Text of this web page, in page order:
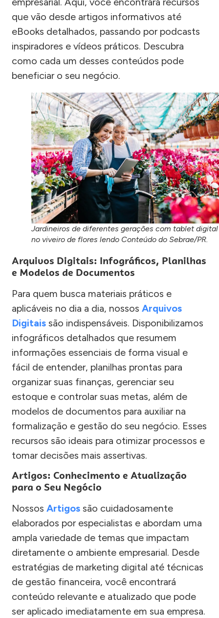
que vão desde artigos informativos até
eBooks detalhados, passando por podcasts
inspiradores e vídeos práticos. Descubra
como cada um desses conteúdos pode
beneficiar o seu negócio.
Jardineiros de diferentes gerações com tablet digital
no viveiro de flores lendo Conteúdo do Sebrae/PR.
Arquivos Digitais: Infográficos, Planilhas
e Modelos de Documentos
Para quem busca materiais práticos e
aplicáveis no dia a dia, nossos Arquivos
Digitais são indispensáveis. Disponibilizamos
infográficos detalhados que resumem
informações essenciais de forma visual e
fácil de entender, planilhas prontas para
organizar suas finanças, gerenciar seu
estoque e controlar suas metas, além de
modelos de documentos para auxiliar na
formalização e gestão do seu negócio. Esses
recursos são ideais para otimizar processos e
tomar decisões mais assertivas.
Artigos: Conhecimento e Atualização
para o Seu Negócio
Nossos Artigos são cuidadosamente
elaborados por especialistas e abordam uma
ampla variedade de temas que impactam
diretamente o ambiente empresarial. Desde
estratégias de marketing digital até técnicas
de gestão financeira, você encontrará
conteúdo relevante e atualizado que pode
ser aplicado imediatamente em sua empresa.